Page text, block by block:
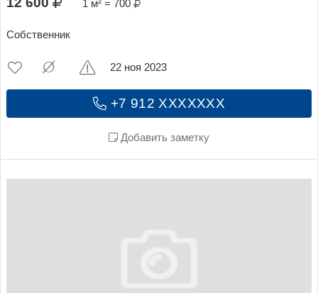
1 м² = 700
Собственник
+7 912 XXXXXXX
Добавить заметку
22 ноя 2023